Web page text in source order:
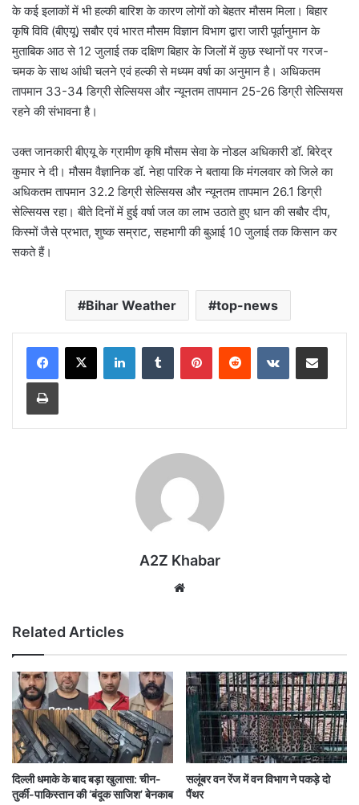
के कई इलाकों में भी हल्की बारिश के कारण लोगों को बेहतर मौसम मिला। बिहार
कृषि विवि (बीएयू) सबौर एवं भारत मौसम विज्ञान विभाग द्वारा जारी पूर्वानुमान के
मुताबिक आठ से 12 जुलाई तक दक्षिण बिहार के जिलों में कुछ स्थानों पर गरज-
चमक के साथ आंधी चलने एवं हल्की से मध्यम वर्षा का अनुमान है। अधिकतम
तापमान 33-34 डिग्री सेल्सियस और न्यूनतम तापमान 25-26 डिग्री सेल्सियस
रहने की संभावना है।
उक्त जानकारी बीएयू के ग्रामीण कृषि मौसम सेवा के नोडल अधिकारी डॉ. बिरेद्र
कुमार ने दी। मौसम वैज्ञानिक डॉ. नेहा पारिक ने बताया कि मंगलवार को जिले का
अधिकतम तापमान 32.2 डिग्री सेल्सियस और न्यूनतम तापमान 26.1 डिग्री
सेल्सियस रहा। बीते दिनों में हुई वर्षा जल का लाभ उठाते हुए धान की सबौर दीप,
किस्मों जैसे प्रभात, शुष्क सम्राट, सहभागी की बुआई 10 जुलाई तक किसान कर
सकते हैं।
Bihar Weather top-news
LinkedInTumblr PinterestReddit VKontakteShare via Email
Print
A2Z Khabar
Related Articles
दिल्ली धमाके के बाद बड़ा खुलासा: चीन-
तुर्की-पाकिस्तान की ‘बंदूक साजिश’ बेनकाब
सलूंबर वन रेंज में वन विभाग ने पकड़े दो
पैंथर